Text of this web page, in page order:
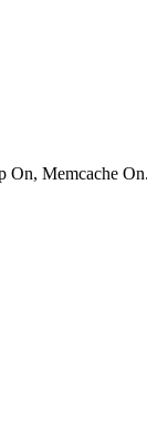
On, Memcache On.